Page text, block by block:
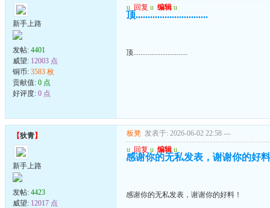
新手上路
发帖: 4401
威望: 12003 点
铜币: 3583 枚
贡献值: 0 点
好评度: 0 点
u 回复 u 编辑 u
顶..............................
顶..............................
【狄青】
新手上路
发帖: 4423
威望: 12017 点
板凳 发表于: 2026-06-02 22:58 ---
u 回复 u 编辑 u
感谢你的无私发表，谢谢你的好
感谢你的无私发表，谢谢你的好料！